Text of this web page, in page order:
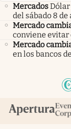
MercadosDólar
del sábado 8
Mercado
conviene evitar
Mercado
en los bancos